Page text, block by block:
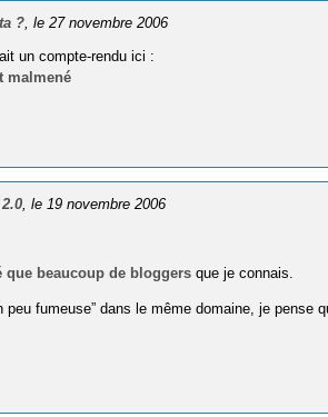
? , le 27 novembre 2006
un compte-rendu ici :
malmené
, le 19 novembre 2006
que beaucoup de bloggers que je connais.
peu fumeuse” dans le même domaine, je pense